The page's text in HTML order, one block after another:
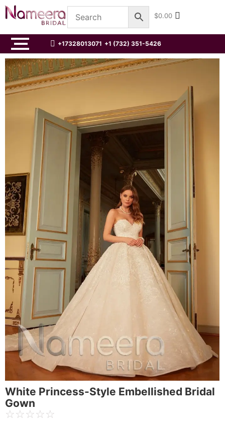
$0.00
+17328013071 +1 (732) 351-5426
White Princess-Style Embellished Bridal
Gown
☆☆☆☆☆